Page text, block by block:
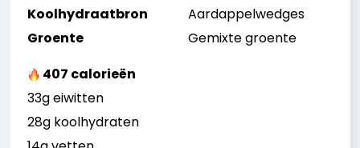
Koolhydraatbron
Aardappelwedges
Groente
Gemixte groente
407 calorieën
33g eiwitten
28g koolhydraten